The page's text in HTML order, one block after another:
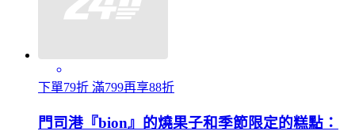
下單79折 滿799再享88折
門司港『bion』的燒果子和季節限定的糕點：